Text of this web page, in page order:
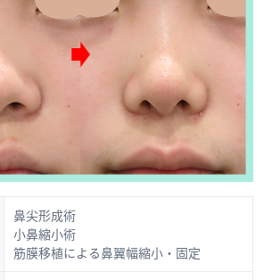
鼻尖形成術
小鼻縮小術
筋膜移植による鼻翼幅縮小・固定